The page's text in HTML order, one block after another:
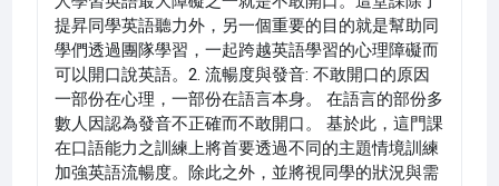
提昇同學英語聽力外，另一個重要的目的就是幫助同
學們透過團隊學習，一起跨越英語學習的心理障礙而
可以開口說英語。2. 流暢度與發音: 不敢開口的原因
一部份在心理，一部份在語言本身。 在語言的部份多
數人因認為發音不正確而不敢開口。 基於此，這門課
在口語能力之訓練上將首要透過不同的主題情境訓練
加強英語流暢度。除此之外，並將視同學的狀況與需